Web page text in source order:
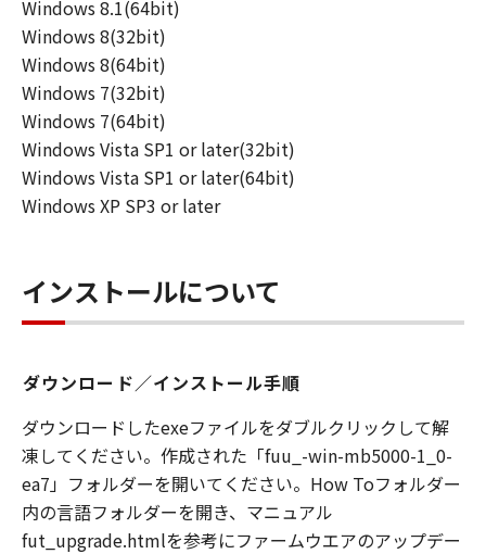
Windows 8.1(64bit)
Windows 8(32bit)
Windows 8(64bit)
Windows 7(32bit)
Windows 7(64bit)
Windows Vista SP1 or later(32bit)
Windows Vista SP1 or later(64bit)
Windows XP SP3 or later
インストールについて
ダウンロード／インストール手順
ダウンロードしたexeファイルをダブルクリックして解
凍してください。作成された「fuu_-win-mb5000-1_0-
ea7」フォルダーを開いてください。How Toフォルダー
内の言語フォルダーを開き、マニュアル
fut_upgrade.htmlを参考にファームウエアのアップデー